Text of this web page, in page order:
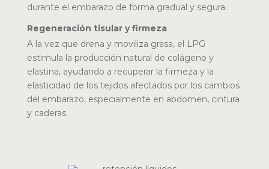
durante el embarazo de forma gradual y segura.
Regeneración tisular y firmeza
A la vez que drena y moviliza grasa, el LPG
estimula la producción natural de colágeno y
elastina, ayudando a recuperar la firmeza y la
elasticidad de los tejidos afectados por los cambios
del embarazo, especialmente en abdomen, cintura
y caderas.